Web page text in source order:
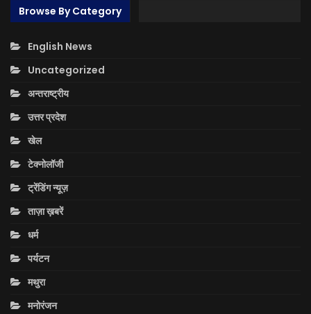
Browse By Category
English News
Uncategorized
अन्तराष्ट्रीय
उत्तर प्रदेश
खेल
टेक्नोलॉजी
ट्रेंडिंग न्यूज़
ताज़ा ख़बरें
धर्म
पर्यटन
मथुरा
मनोरंजन